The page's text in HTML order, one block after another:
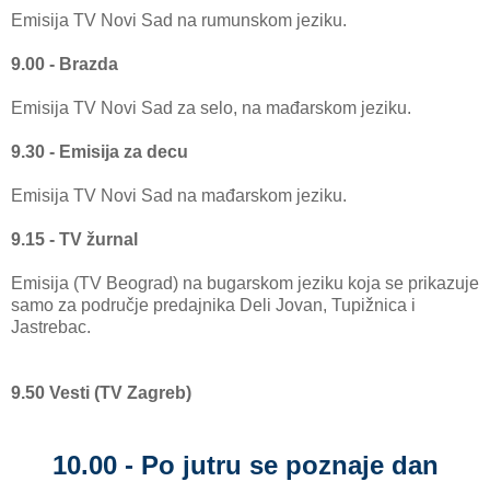
Emisija TV Novi Sad na rumunskom jeziku.
9.00 - Brazda
Emisija TV Novi Sad za selo, na mađarskom jeziku.
9.30 - Emisija za decu
Emisija TV Novi Sad na mađarskom jeziku.
9.15 - TV žurnal
Emisija (TV Beograd) na bugarskom jeziku koja se prikazuje
samo za područje predajnika Deli Jovan, Tupižnica i
Jastrebac.
9.50 Vesti (TV Zagreb)
10.00 - Po jutru se poznaje dan